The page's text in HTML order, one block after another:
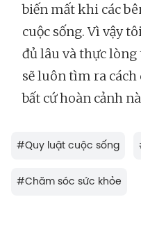
biến mất khi các
cuộc sống. Vì vậy
đủ lâu và thực lòng
sẽ luôn tìm ra
bất cứ hoàn cảnh
#Quy luật cuộc sống
#Chăm sóc sức khỏe